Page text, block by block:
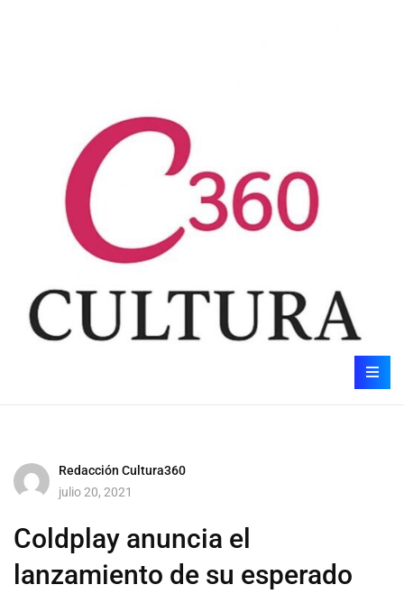
Redacción Cultura360
julio 20, 2021
Coldplay anuncia el
lanzamiento de su esperado